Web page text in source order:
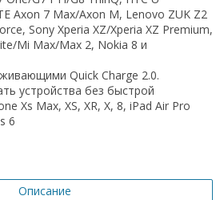
Axon 7 Max/Axon M, Lenovo ZUK Z2
Sony Xperia XZ/Xperia XZ Premium,
Mi Max/Max 2, Nokia 8 и
Quick Charge 2.0.
устройства без быстрой
Xs Max, XS, XR, X, 8, iPad Air Pro
6
Описание